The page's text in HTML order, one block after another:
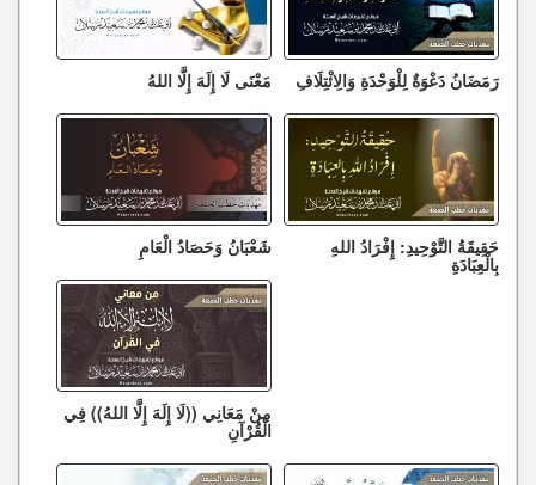
رَمَضَانُ دَعْوَةٌ لِلْوَحْدَةِ وَالِائْتِلَافِ مَعْنَى لَا إِلَهَ إِلَّا اللهُ
حَقِيقَةُ التَّوْحِيدِ: إِفْرَادُ اللهِ
بِالْعِبَادَةِ
شَعْبَانُ وَحَصَادُ الْعَامِ
مِنْ مَعَانِي ((لَا إِلَهَ إِلَّا اللهُ)) فِي
الْقُرْآنِ